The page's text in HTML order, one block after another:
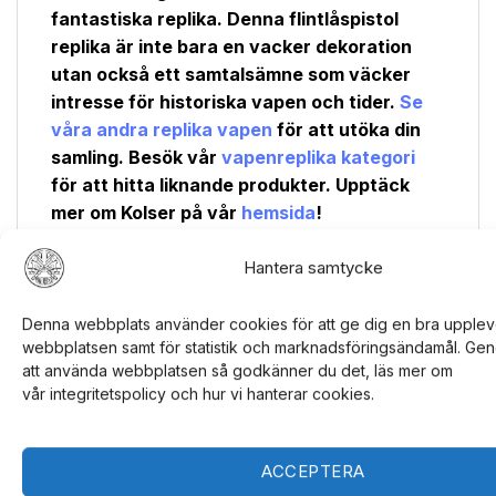
Hantera samtycke
Denna webbplats använder cookies för att ge dig en bra
webbplatsen samt för statistik och marknadsföringsändamål.
att använda webbplatsen så godkänner du det, läs mer om
vår integritetspolicy och hur vi hanterar cookies.
ACCEPTERA
fantastiska replika. Denna flintlåspistol
replika är inte bara en vacker dekoration
utan också ett samtalsämne som väcker
intresse för historiska vapen och tider. Se
våra andra replika vapen för att utöka din
samling. Besök vår vapenreplika kategori
för att hitta liknande produkter. Upptäck
mer om Kolser på vår hemsida!
RELATERADE PRODUKTER
önskelistan
önskelistan